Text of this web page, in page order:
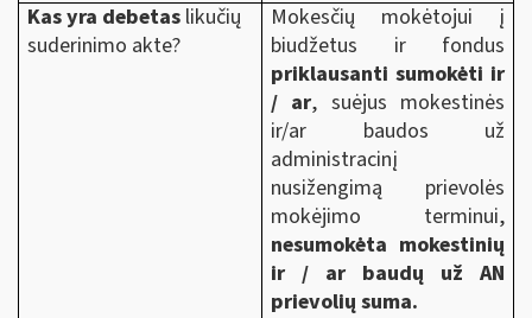
Kas yra debetas likučių
suderinimo akte?
Mokesčių mokėtojui į
biudžetus ir fondus
priklausanti sumokėti ir
/ ar, suėjus mokestinės
ir/ar baudos už
administracinį
nusižengimą prievolės
mokėjimo terminui,
nesumokėta mokestinių
ir / ar baudų už AN
prievolių suma.